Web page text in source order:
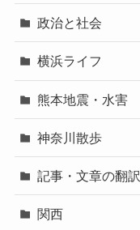
政治と社会
横浜ライフ
熊本地震・水害
神奈川散歩
記事・文章の翻訳
関西